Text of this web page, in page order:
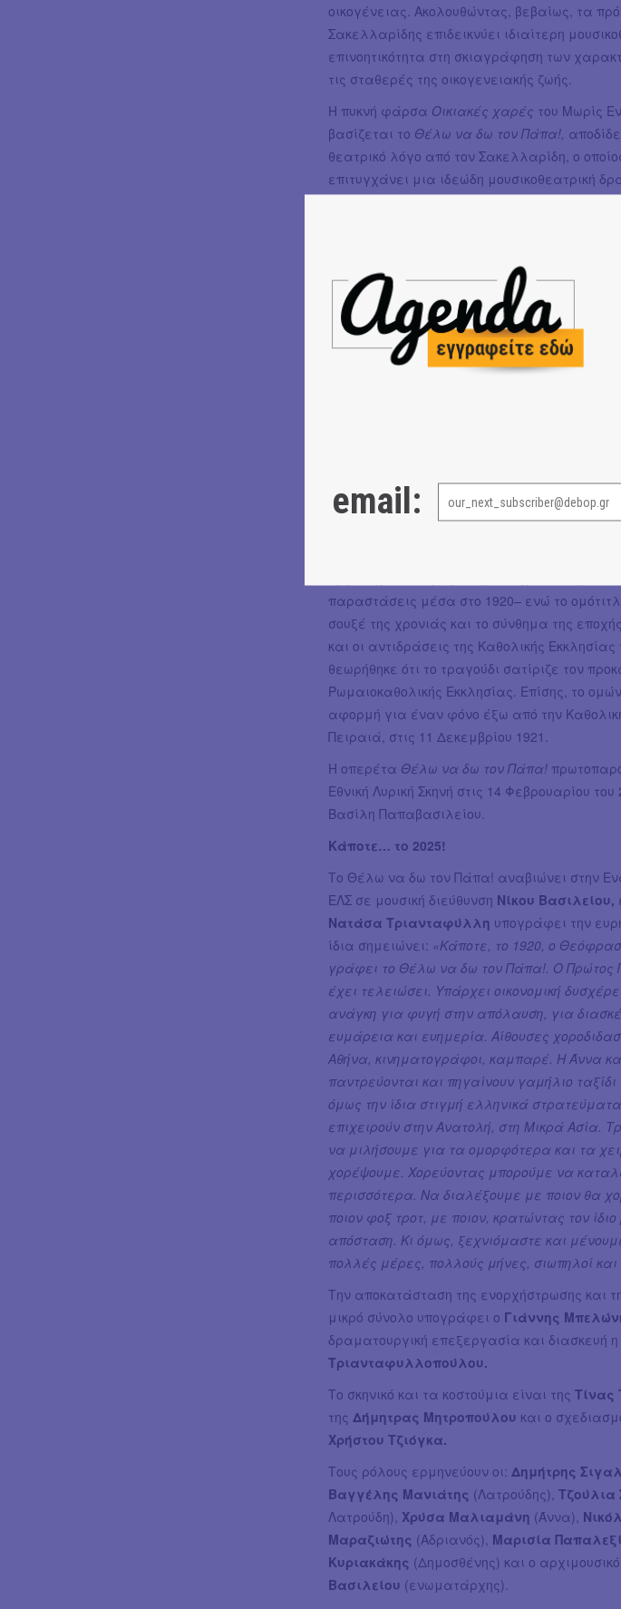
οικογένειας. Ακολουθώντας, βεβαίως, τα
Σακελλαρίδης επιδεικνύει ιδιαίτερη
επινοητικότητα στη σκιαγράφηση των
τις σταθερές της οικογενειακής ζωής.
Η πυκνή φάρσα Οικιακές χαρές του Μωρίς
βασίζεται το Θέλω να δω τον Πάπα!,
θεατρικό λόγο από τον Σακελλαρίδη, ο
επιτυγχάνει μια ιδεώδη μουσικοθεατρική
διανθίζοντας την πλοκή της οπερέτας με
Επιθυμία της νεόνυμφης Άννας είναι, κατά
γαμήλιου ταξιδιού της στην Ιταλία, να δει
Όταν ο σύζυγός της δεν ανταποκρίνεται
τους κινδυνεύει να διαλυθεί.
περιβάλλον, οι οικείοι τους παρεμβαίνουν
κλονισμένη σχέση του ζευγαριού,
κωμικοτραγικό τρόπο όλες τις παθογένειες
Το έργο πρωτοπαρουσιάστηκε στο Θέατρο
παραστάσεις μέσα στο 1920– ενώ το
σουξέ της χρονιάς και το σύνθημα της
και οι αντιδράσεις της Καθολικής
θεωρήθηκε ότι το τραγούδι σατίριζε τον
Ρωμαιοκαθολικής Εκκλησίας. Επίσης, το
αφορμή για έναν φόνο έξω από την
Πειραιά, στις 11 Δεκεμβρίου 1921.
Η οπερέτα Θέλω να δω τον Πάπα!
Εθνική Λυρική Σκηνή στις 14 Φεβρουαρίου
Βασίλη Παπαβασιλείου.
Κάποτε… το 2025!
Το Θέλω να δω τον Πάπα! αναβιώνει στην
ΕΛΣ σε μουσική διεύθυνση Νίκου Βασιλείου,
Νατάσα Τριανταφύλλη υπογράφει την
ίδια σημειώνει: «Κάποτε, το 1920, ο
γράφει το Θέλω να δω τον Πάπα!. O Πρώτος
έχει τελειώσει. Υπάρχει οικονομική
ανάγκη για φυγή στην απόλαυση, για
ευμάρεια και ευημερία. Αίθουσες
Αθήνα, κινηματογράφοι, καμπαρέ. Η Άννα
παντρεύονται και πηγαίνουν γαμήλιο
όμως την ίδια στιγμή ελληνικά
επιχειρούν στην Ανατολή, στη Μικρά Ασία.
να μιλήσουμε για τα ομορφότερα και τα
χορέψουμε. Χορεύοντας μπορούμε να
περισσότερα. Να διαλέξουμε με ποιον θα
ποιον φοξ τροτ, με ποιον, κρατώντας τον
απόσταση. Κι όμως, ξεχνιόμαστε και
πολλές μέρες, πολλούς μήνες, σιωπηλοί και
Την αποκατάσταση της ενορχήστρωσης και
μικρό σύνολο υπογράφει ο Γιάννης
δραματουργική επεξεργασία και διασκευή η
Τριανταφυλλοπούλου.
Το σκηνικό και τα κοστούμια είναι της Τίνας
της Δήμητρας Μητροπούλου και ο
Χρήστου Τζιόγκα.
Τους ρόλους ερμηνεύουν οι: Δημήτρης
Βαγγέλης Μανιάτης (Λατρούδης), Τζούλια
Λατρούδη), Χρύσα Μαλιαμάνη (Άννα),
Μαραζιώτης (Αδριανός), Μαρισία
Κυριακάκης (Δημοσθένης) και ο
Βασιλείου (ενωματάρχης).
email: